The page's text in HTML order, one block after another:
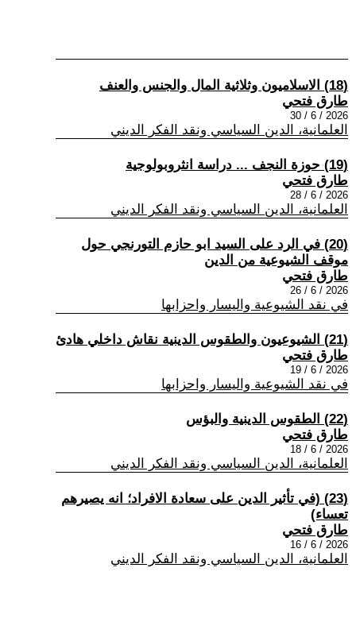
(18) الاسلاميون وثلاثية المال والجنس والعنف
طارق فتحي
2026 / 6 / 30
العلمانية، الدين السياسي ونقد الفكر الديني
(19) حوزة النجف ... دراسة انثروبولوجية
طارق فتحي
2026 / 6 / 28
العلمانية، الدين السياسي ونقد الفكر الديني
(20) في الرد على السيد ابو حازم التورنجي حول
موقف الشيوعية من الدين
طارق فتحي
2026 / 6 / 26
في نقد الشيوعية واليسار واحزابها
(21) الشيوعيون والطقوس الدينية نقاش داخلي هادئ
طارق فتحي
2026 / 6 / 19
في نقد الشيوعية واليسار واحزابها
(22) الطقوس الدينية والبؤس
طارق فتحي
2026 / 6 / 18
العلمانية، الدين السياسي ونقد الفكر الديني
(23) (في تأثير الدين على سعادة الافراد؛ انه يصيرهم
تعساء)
طارق فتحي
2026 / 6 / 16
العلمانية، الدين السياسي ونقد الفكر الديني